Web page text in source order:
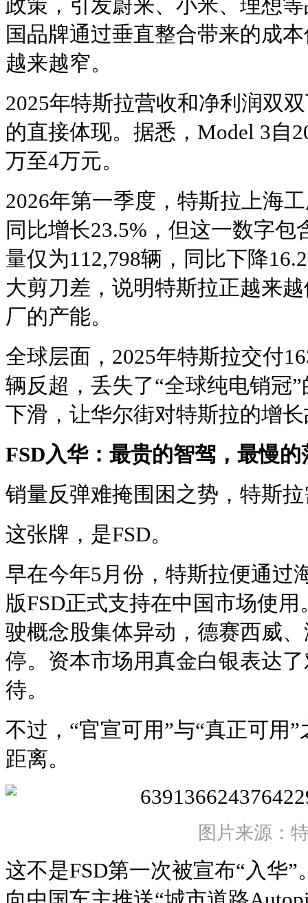
政策，引发蔚来、小米、理想
国品牌通过垂直整合带来的成
越来越窄。
2025年特斯拉营收和净利润双
的直接体现。据悉，Model 3自
万至4万元。
2026年第一季度，特斯拉上海
同比增长23.5%，但这一数字
量仅为112,798辆，同比下降
大剪刀差，说明特斯拉正越来
厂的产能。
全球层面，2025年特斯拉交付
辆反超，丢失了“全球纯电销冠
下滑，让华尔街对特斯拉的增
FSD入华：最贵的智驾，最慢的
销量反弹难掩围困之势，特斯
这张牌，是FSD。
早在今年5月份，特斯拉便通过
版FSD正式支持在中国市场使
驶概念股集体异动，德赛西威
停。资本市场用真金白银表达
待。
不过，“官宣可用”与“真正可用
距离。
图片来源：
这不是FSD第一次被宣布“入华